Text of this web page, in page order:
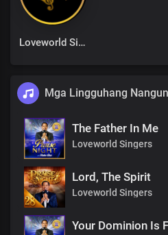
Loveworld Singers
Mga Lingguhang
The Father In Me
Loveworld Singers
Lord, The Spirit
Loveworld Singers
Your Dominion Is